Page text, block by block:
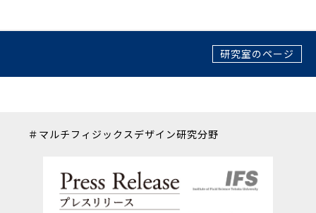
研究室のページ
＃マルチフィジックスデザイン研究分野